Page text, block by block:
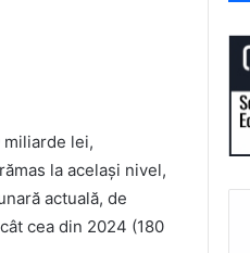
miliarde lei,
la același nivel,
actuală, de
cea din 2024 (180